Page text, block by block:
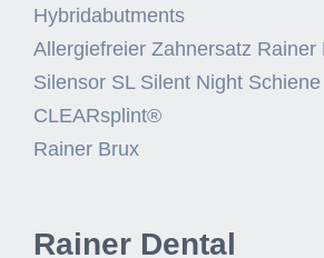
Hybridabutments
Allergiefreier Zahnersatz Rainer
Silensor SL Silent Night Schiene
CLEARsplint®
Rainer Brux
Rainer Dental